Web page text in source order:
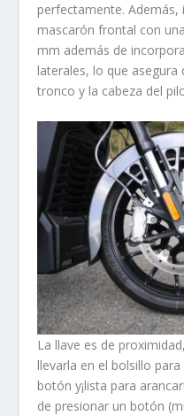
perfectamente.
mascarón frontal con
mm además de
laterales, lo que asegura
tronco y la cabeza del
La llave es de
llevarla en el bolsillo
botón y¡lista para
de presionar un botón